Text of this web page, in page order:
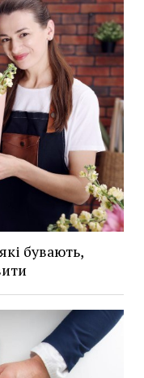
бувають,